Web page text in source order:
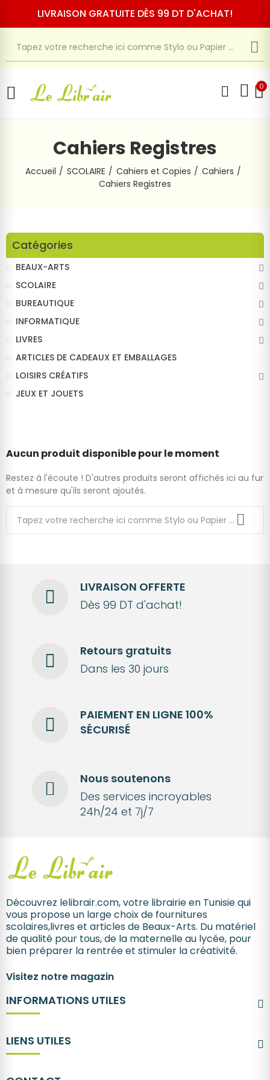
LIVRAISON GRATUITE DÈS 99 DT D'ACHAT!
0
Cahiers Registres
Accueil SCOLAIRE Cahiers et Copies
Cahiers
Cahiers Registres
Aucun produit disponible pour le moment
Restez à l'écoute ! D'autres produits seront affichés ici au fur
et à mesure qu'ils seront ajoutés.
Catégories
BEAUX-ARTS
SCOLAIRE
BUREAUTIQUE
INFORMATIQUE
LIVRES
ARTICLES DE CADEAUX ET EMBALLAGES
LOISIRS CRÉATIFS
JEUX ET JOUETS
LIVRAISON OFFERTE
Dès 99 DT d'achat!
Retours gratuits
Dans les 30 jours
PAIEMENT EN LIGNE 100%
SÉCURISÉ
Nous soutenons
Des services incroyables
24h/24 et 7j/7
Découvrez lelibrair.com, votre librairie en Tunisie qui
vous propose un large choix de fournitures
scolaires,livres et articles de Beaux-Arts. Du matériel
de qualité pour tous, de la maternelle au lycée, pour
bien préparer la rentrée et stimuler la créativité.
Visitez notre magazin
INFORMATIONS UTILES
LIENS UTILES